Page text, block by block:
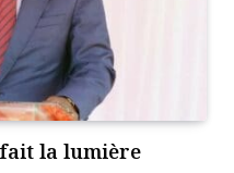
fait la lumière